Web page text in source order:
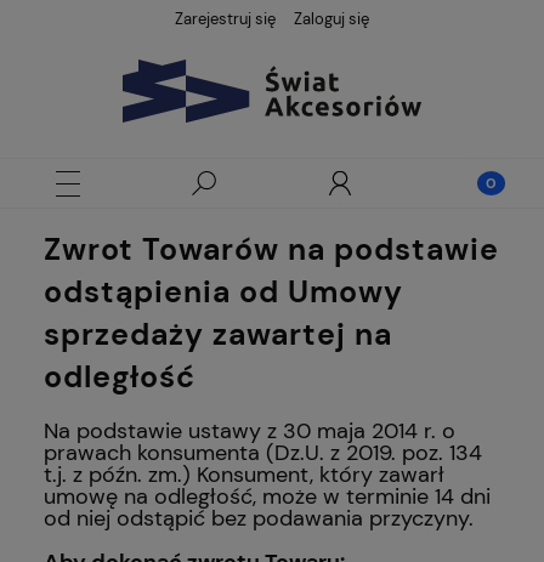
Zarejestruj się Zaloguj się
Zwrot Towarów na podstawie
odstąpienia od Umowy
sprzedaży zawartej na
odległość
Na podstawie ustawy z 30 maja 2014 r. o
prawach konsumenta (Dz.U. z 2019. poz. 134
t.j. z późn. zm.) Konsument, który zawarł
umowę na odległość, może w terminie 14 dni
od niej odstąpić bez podawania przyczyny.